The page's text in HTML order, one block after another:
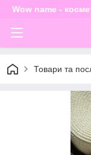
Wow name -
Товари та